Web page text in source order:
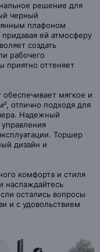
решение для
черный
плафоном
ей атмосферу
создать
рабочего
приятно оттеняет
мягкое и
отлично подходя для
Надежный
Торшер
дизайн и
комфорта и стиля
наслаждайтесь
остались вопросы
и с удовольствием